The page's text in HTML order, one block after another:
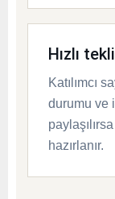
Hızlı
Katılımcı
durumu ve
hazırlanır.